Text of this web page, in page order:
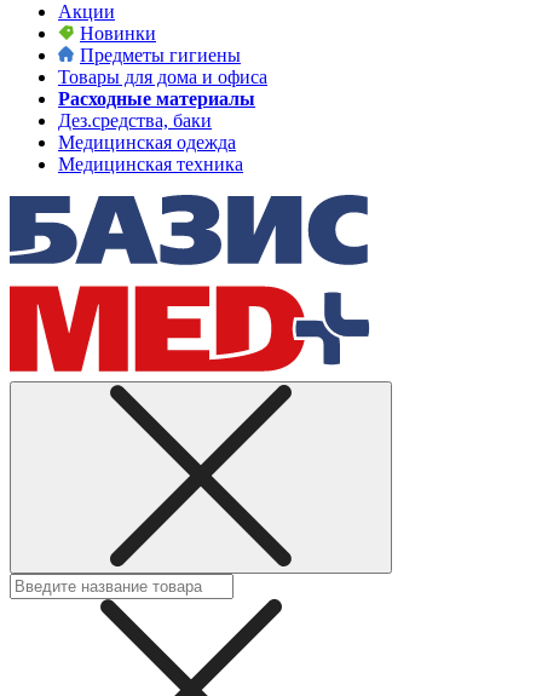
Акции
Новинки
Предметы гигиены
Товары для дома и офиса
Расходные материалы
Дез.средства, баки
Медицинская одежда
Медицинская техника